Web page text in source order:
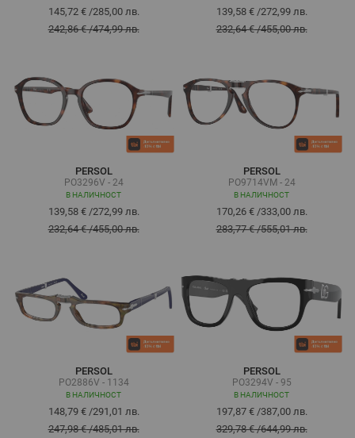
145,72 €/285,00 лв.
242,86 €/474,99 лв.
139,58 €/272,99 лв.
232,64 €/455,00 лв.
PERSOL
PO3296V - 24
В НАЛИЧНОСТ
139,58 €/272,99 лв.
232,64 €/455,00 лв.
PERSOL
PO9714VM - 24
В НАЛИЧНОСТ
170,26 €/333,00 лв.
283,77 €/555,01 лв.
PERSOL
PO2886V - 1134
В НАЛИЧНОСТ
148,79 €/291,01 лв.
247,98 €/485,01 лв.
PERSOL
PO3294V - 95
В НАЛИЧНОСТ
197,87 €/387,00 лв.
329,78 €/644,99 лв.